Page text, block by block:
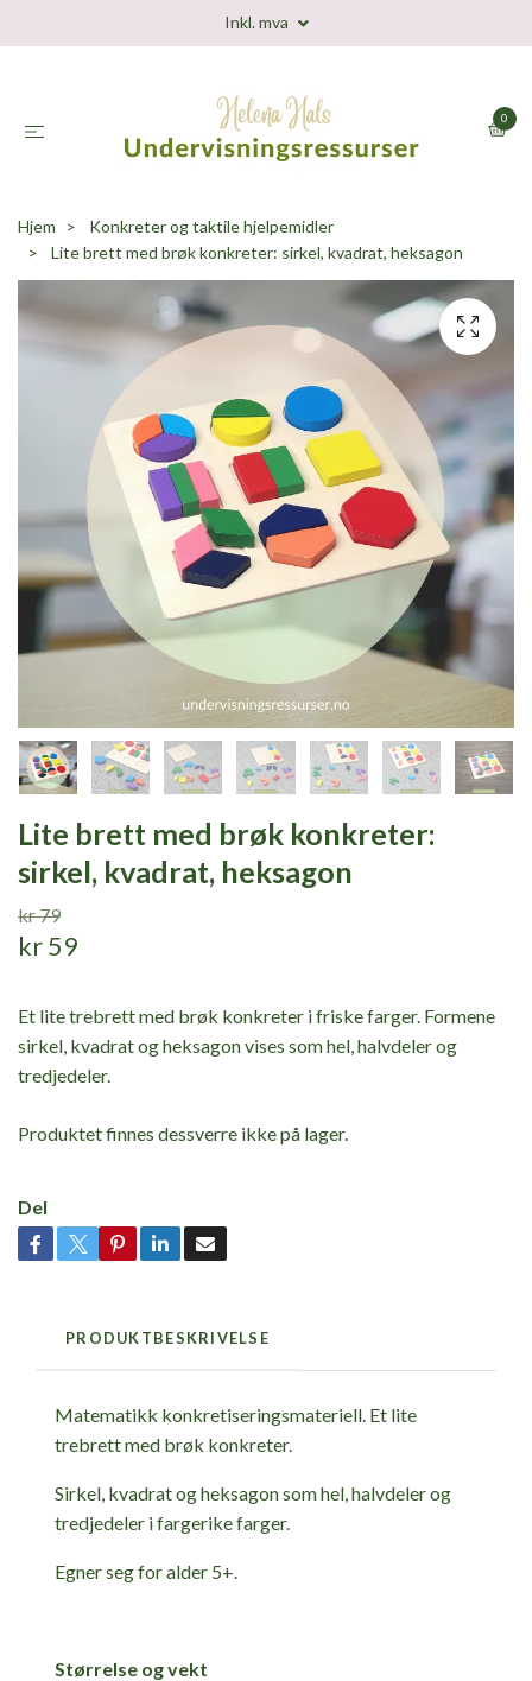
Inkl. mva
0
Hjem
Konkreter og taktile hjelpemidler
Lite brett med brøk konkreter: sirkel, kvadrat, heksagon
Lite brett med brøk konkreter:
sirkel, kvadrat, heksagon
kr 79
kr 59
Et lite trebrett med brøk konkreter i friske farger. Formene
sirkel, kvadrat og heksagon vises som hel, halvdeler og
tredjedeler.
Produktet finnes dessverre ikke på lager.
Del
PRODUKTBESKRIVELSE
Matematikk konkretiseringsmateriell. Et lite
trebrett med brøk konkreter.
Sirkel, kvadrat og heksagon som hel, halvdeler og
tredjedeler i fargerike farger.
Egner seg for alder 5+.
Størrelse og vekt